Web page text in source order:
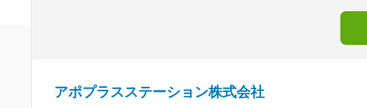
アポプラスステーション株式会社